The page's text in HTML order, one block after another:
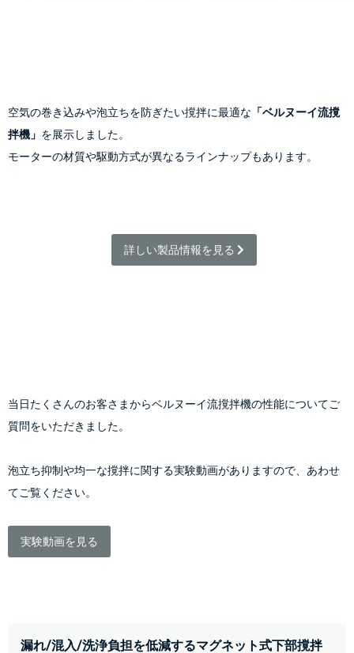
空気の巻き込みや泡立ちを防ぎたい撹拌に最適な 「ベルヌーイ流撹
拌機」 を展示しました。
モーターの材質や駆動方式が異なるラインナップもあります。
詳しい製品情報を見る
当日たくさんのお客さまからベルヌーイ流撹拌機の性能についてご
質問をいただきました。
泡立ち抑制や均一な撹拌に関する実験動画がありますので、あわせ
てご覧ください。
実験動画を見る
漏れ/混入/洗浄負担を低減するマグネット式下部撹拌